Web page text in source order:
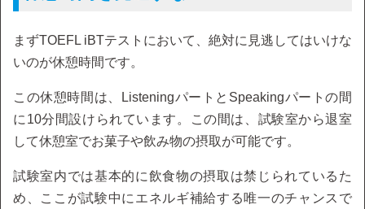
まずTOEFL iBTテストにおいて、絶対に見逃してはいけな
いのが休憩時間です。
この休憩時間は、ListeningパートとSpeakingパートの間
に10分間設けられています。この間は、試験室から退室
して休憩室でお菓子や飲み物の摂取が可能です。
試験室内では基本的に飲食物の摂取は禁じられているた
め、ここが試験中にエネルギ補給する唯一のチャンスで